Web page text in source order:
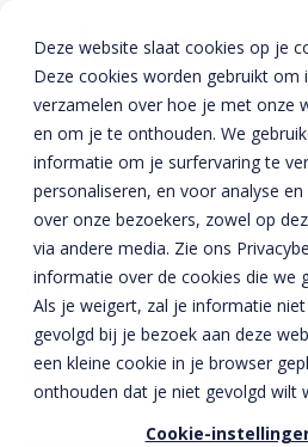
Deze website slaat cookies op je
Deze cookies worden gebruikt om
verzamelen over hoe je met onze
en om je te onthouden. We
informatie om je surfervaring te
personaliseren, en voor analyse
over onze bezoekers, zowel op
via andere media. Zie ons
informatie over de cookies die we
Als je weigert, zal je informatie
gevolgd bij je bezoek aan deze
een kleine cookie in je browser
onthouden dat je niet gevolgd wilt
Cookie-
Producten
Enkelkerende keerwanden
Dubbelkerende keerwanden
Zwaarbelastbare keerwanden
Zwaluwwanden
Oplossingen
Infra & Openbare ruimte
Sport & Recreatie
Op- en overslag
BTE Groep
Onze verhalen
Over ons
Home » Nieuws » 5 voorbeelden van
31 december 2021-
5 voorbeelden
grondkering
keerwanden